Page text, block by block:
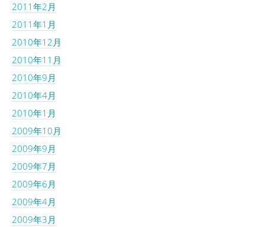
2011年2月
2011年1月
2010年12月
2010年11月
2010年9月
2010年4月
2010年1月
2009年10月
2009年9月
2009年7月
2009年6月
2009年4月
2009年3月